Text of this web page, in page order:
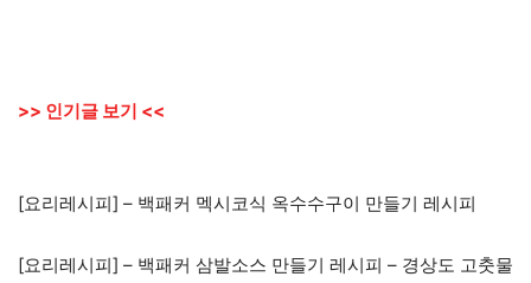
>> 인기글 보기 <<
[요리레시피] – 백패커 멕시코식 옥수수구이 만들기 레시피
[요리레시피] – 백패커 삼발소스 만들기 레시피 – 경상도 고춧물